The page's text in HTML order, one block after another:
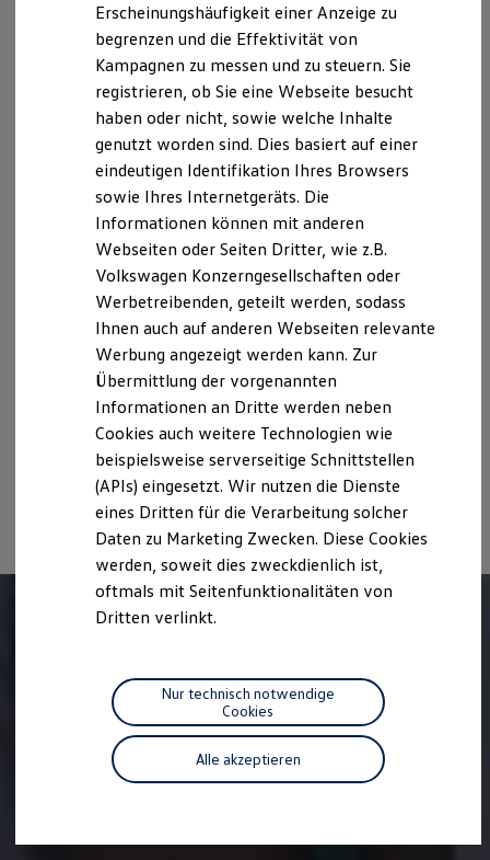
Marke und Erlebnis
Volkswagen R und R Experience
R-Modelle
R Experience
Driving Experience
Volkswagen entdecken
Werkbesichtigung
Lifestyle Shop
T-Roc Kollektion
Golf Kollektion
Volkswagen Kollektion
R-Kollektion
GTI Kollektion
Fußball Drop
we drive football
#wedriveproud
Besitzer und Service
myVolkswagen
Software Updates
Service und Ersatzteile
Inspektion und HU/AU
Reparaturen und Checks
Motorenöl und Flüssigkeiten
Räder und Reifen
Pannen- und Unfallhilfe
Economy Service
Volkswagen Teile
Zubehör
Modellspezifisches Zubehör
Individualisieren
Wallbox und Ladekabel
Digitale Extras
Dienste für Ihr Modell finden
Volkswagen Apps, Login und Shop
Handy und Fahrzeug verbinden
Vorgängermodelle
Disclaimer von Volkswagen AG
Die in dieser Darstellung gezeigten Fahrzeuge und
Ausstattungen können in einzelnen Details vom aktuellen
deutschen Lieferprogramm abweichen. Abgebildet sind
teilweise Sonderausstattungen der Fahrzeuge gegen
Mehrpreis.
Bitte beachten Sie auch unseren Konfigurator für eine
Übersicht der aktuell verfügbaren Modelle und Ausstattungen.
Die angegebenen Verbrauchs- und Emissionswerte beziehen
sich nicht auf ein einzelnes Fahrzeug und sind nicht Bestandteil
des Angebots, sondern dienen allein Vergleichszwecken
zwischen den verschiedenen Fahrzeugtypen.
Zusatzausstattungen undZubehör(Anbauteile, Reifenformat
usw.) können relevante Fahrzeugparameter, wie
Rollwiderstand und Aerodynamik verändern und neben
Witterungs- und Verkehrsbedingungen sowie dem
individuellen Fahrverhalten den Kraftstoffverbrauch, den
Stromverbrauch, die CO₂-Emissionen und die
Fahrleistungswerte eines Fahrzeugs beeinflussen.
Erscheinungshäufigkeit einer Anzeige zu
begrenzen und die Effektivität von
Kampagnen zu messen und zu steuern. Sie
registrieren, ob Sie eine Webseite besucht
haben oder nicht, sowie welche Inhalte
genutzt worden sind. Dies basiert auf einer
eindeutigen Identifikation Ihres Browsers
sowie Ihres Internetgeräts. Die
Informationen können mit anderen
Webseiten oder Seiten Dritter, wie z.B.
Volkswagen Konzerngesellschaften oder
Werbetreibenden, geteilt werden, sodass
Ihnen auch auf anderen Webseiten relevante
Werbung angezeigt werden kann. Zur
Übermittlung der vorgenannten
Informationen an Dritte werden neben
Cookies auch weitere Technologien wie
beispielsweise serverseitige Schnittstellen
(APIs) eingesetzt. Wir nutzen die Dienste
eines Dritten für die Verarbeitung solcher
Daten zu Marketing Zwecken. Diese Cookies
werden, soweit dies zweckdienlich ist,
oftmals mit Seitenfunktionalitäten von
Dritten verlinkt.
Alle akzeptieren
Nur technisch notwendige
Cookies